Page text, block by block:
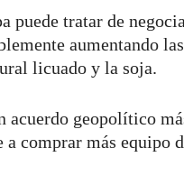
puede tratar de
aumentando
licuado y la soja.
acuerdo geopolítico
comprar más equipo